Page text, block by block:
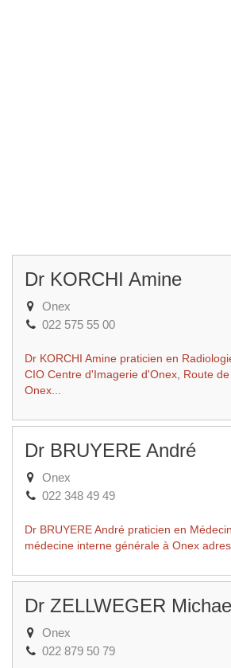
Dr KORCHI Amine
Onex
022 575 55 00
Dr KORCHI Amine praticien en
CIO Centre d'Imagerie d'Onex, Route
Onex...
Dr BRUYERE André
Onex
022 348 49 49
Dr BRUYERE André praticien en
médecine interne générale à Onex
Dr ZELLWEGER
Onex
022 879 50 79